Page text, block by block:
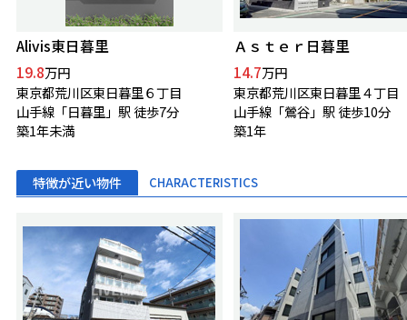
Alivis東日暮里
19.8万円
東京都荒川区東日暮里６丁目
山手線「日暮里」駅 徒歩7分
築1年未満
Ａｓｔｅｒ日暮里
14.7万円
東京都荒川区東日暮里４丁目
山手線「鶯谷」駅 徒歩10分
築1年
特徴が近い物件 CHARACTERISTICS